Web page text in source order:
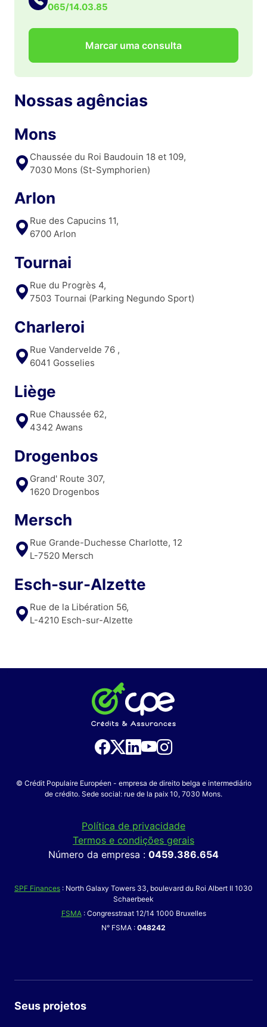
065/14.03.85
Marcar uma consulta
Nossas agências
Mons
Chaussée du Roi Baudouin 18 et 109,
7030 Mons (St-Symphorien)
Arlon
Rue des Capucins 11,
6700 Arlon
Tournai
Rue du Progrès 4,
7503 Tournai (Parking Negundo Sport)
Charleroi
Rue Vandervelde 76 ,
6041 Gosselies
Liège
Rue Chaussée 62,
4342 Awans
Drogenbos
Grand' Route 307,
1620 Drogenbos
Mersch
Rue Grande-Duchesse Charlotte, 12
L-7520 Mersch
Esch-sur-Alzette
Rue de la Libération 56,
L-4210 Esch-sur-Alzette
© Crédit Populaire Européen - empresa de direito belga e intermediário
de crédito. Sede social: rue de la paix 10, 7030 Mons.
Política de privacidade
Termos e condições gerais
Número da empresa : 0459.386.654
SPF Finances : North Galaxy Towers 33, boulevard du Roi Albert II 1030
Schaerbeek
FSMA: Congresstraat 12/14 1000 Bruxelles
N° FSMA : 048242
Seus projetos